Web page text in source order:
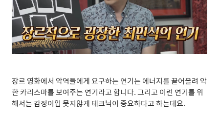
장르 영화에서 악역들에게 요구하는 연기는 에너지를 끌어올려 악
한 카리스마를 보여주는 연기라고 합니다.그리고 이런 연기를 위
해서는 감정이입 못지않게 테크닉이 중요하다고 하는데요.